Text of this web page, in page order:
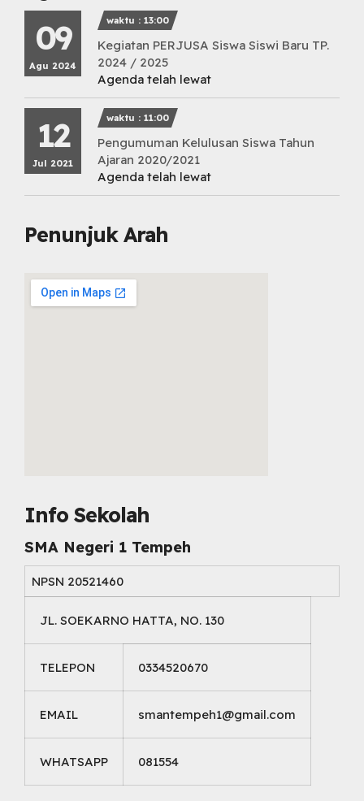
09
Agu 2024
waktu : 13:00
Kegiatan PERJUSA Siswa Siswi Baru TP.
2024 / 2025
Agenda telah lewat
12
Jul 2021
waktu : 11:00
Pengumuman Kelulusan Siswa Tahun
Ajaran 2020/2021
Agenda telah lewat
Penunjuk Arah
Info Sekolah
SMA Negeri 1 Tempeh
NPSN 20521460
JL. SOEKARNO HATTA, NO. 130
TELEPON 0334520670
EMAIL smantempeh1@gmail.com
WHATSAPP 081554